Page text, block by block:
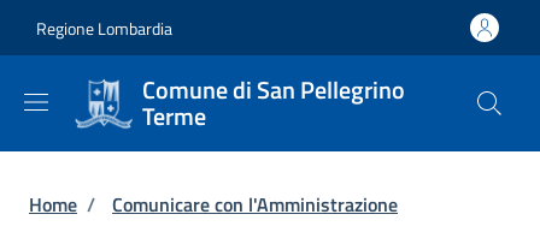
Regione Lombardia
Comune di San Pellegrino
Terme
Briciole di pane
Home / Comunicare con l'Amministrazione